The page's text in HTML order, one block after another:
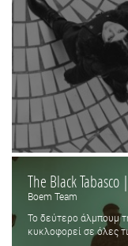
The Black
Boem Team
Το δεύτερο άλμπουμ
κυκλοφορεί σε όλες